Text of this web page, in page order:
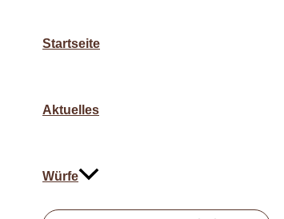
Startseite
Aktuelles
Würfe